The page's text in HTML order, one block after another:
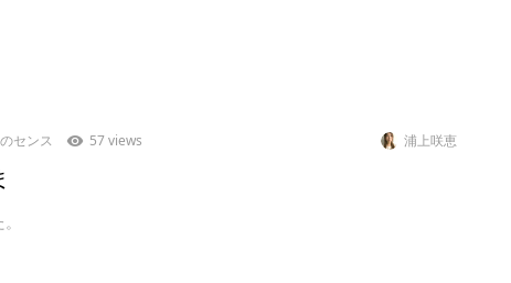
センス 57 views 浦上咲恵